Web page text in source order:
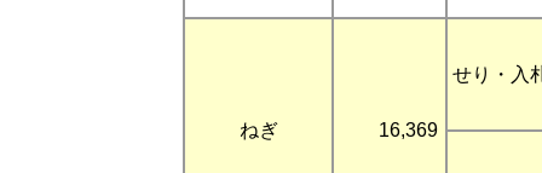
ねぎ 16,369
せり・入